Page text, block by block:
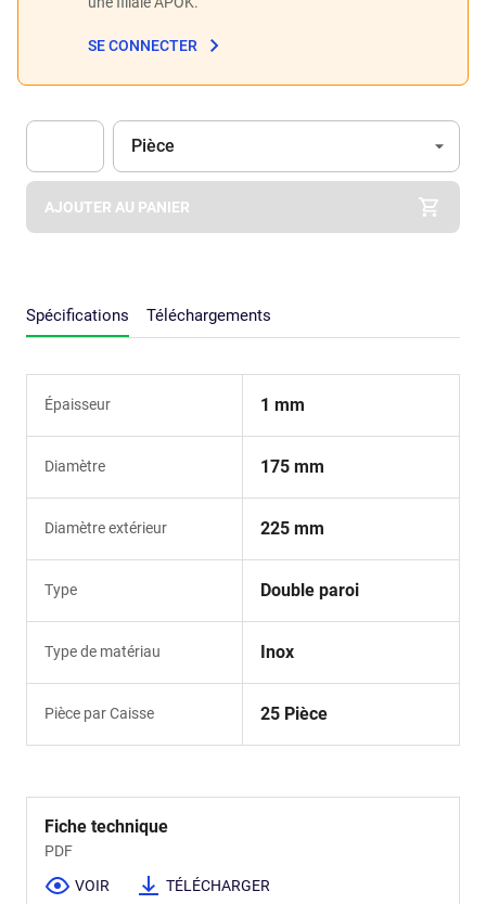
SE CONNECTER
Apok.Product.Detail.AddToCart.Quantity (Optionnel)
Unité
Pièce
AJOUTER AU PANIER
Spécifications Téléchargements
Épaisseur 1 mm
Diamètre 175 mm
Diamètre extérieur 225 mm
Type Double paroi
Type de matériau Inox
Pièce par Caisse 25 Pièce
Fiche technique
PDF
VOIR TÉLÉCHARGER